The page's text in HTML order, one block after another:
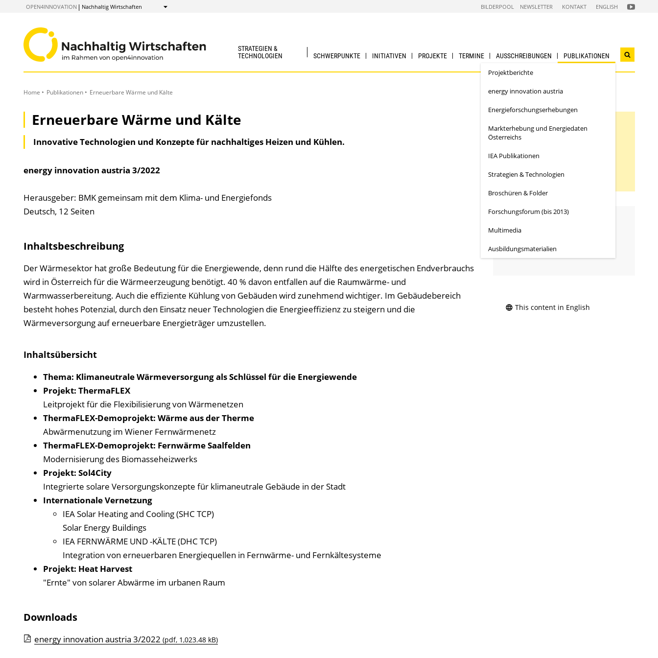
OPEN4INNOVATION Nachhaltig Wirtschaften
Anzeigen
BILDERPOOL NEWSLETTER KONTAKT ENGLISH FOLGEN
SIE
STRATEGIEN &
TECHNOLOGIEN
SCHWERPUNKTE INITIATIVEN PROJEKTE TERMINE AUSSCHREIBUNGEN PUBLIKATIONEN
Projektberichte
energy innovation austria
Energieforschungs­erhebungen
Markterhebung und Energiedaten
Österreichs
IEA Publikationen
Strategien & Technologien
Broschüren & Folder
Forschungsforum (bis 2013)
Multimedia
Ausbildungs­materialien
Home Publikationen Erneuerbare Wärme und Kälte
Erneuerbare Wärme und Kälte
Innovative Technologien und Konzepte für nachhaltiges Heizen und Kühlen.
energy innovation austria 3/2022
Herausgeber: BMK gemeinsam mit dem Klima- und Energiefonds
Deutsch, 12 Seiten
Inhaltsbeschreibung
Der Wärmesektor hat große Bedeutung für die Energiewende, denn rund die Hälfte des energetischen Endverbrauchs
wird in Österreich für die Wärmeerzeugung benötigt. 40 % davon entfallen auf die Raumwärme- und
Warmwasserbereitung. Auch die effiziente Kühlung von Gebäuden wird zunehmend wichtiger. Im Gebäudebereich
besteht hohes Potenzial, durch den Einsatz neuer Technologien die Energieeffizienz zu steigern und die
Wärmeversorgung auf erneuerbare Energieträger umzustellen.
Inhaltsübersicht
Thema: Klimaneutrale Wärmeversorgung als Schlüssel für die Energiewende
Projekt: ThermaFLEX
Leitprojekt für die Flexibilisierung von Wärmenetzen
ThermaFLEX-Demoprojekt: Wärme aus der Therme
Abwärmenutzung im Wiener Fernwärmenetz
ThermaFLEX-Demoprojekt: Fernwärme Saalfelden
Modernisierung des Biomasseheizwerks
Projekt: Sol4City
Integrierte solare Versorgungskonzepte für klimaneutrale Gebäude in der Stadt
Internationale Vernetzung
IEA Solar Heating and Cooling (SHC TCP)
Solar Energy Buildings
IEA FERNWÄRME UND -KÄLTE (DHC TCP)
Integration von erneuerbaren Energiequellen in Fernwärme- und Fernkältesysteme
Projekt: Heat Harvest
"Ernte" von solarer Abwärme im urbanen Raum
Downloads
energy innovation austria 3/2022 (pdf, 1,023.48 kB)
Inhaltsverzeichnis
Inhaltsbeschreibung
der energy innovation austria
This content in English